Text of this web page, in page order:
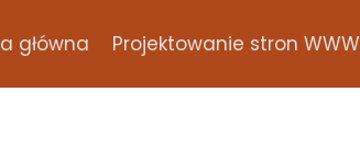
główna Projektowanie stron WWW